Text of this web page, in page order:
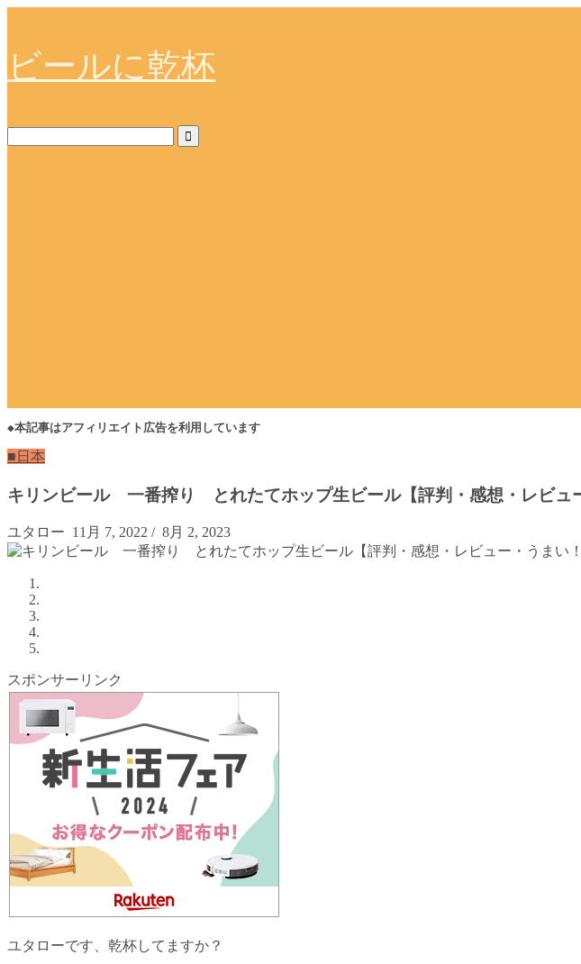
ビールに乾杯
◆本記事はアフィリエイト広告を利用しています
■日本
キリンビール 一番搾り とれたてホップ生ビール【評判・感想・レビュ
ユタロー 11月 7, 2022 / 8月 2, 2023
スポンサーリンク
ユタローです、乾杯してますか？